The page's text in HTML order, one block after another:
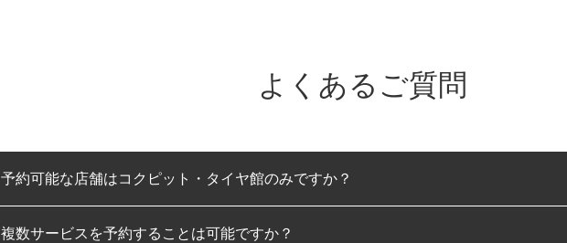
よくあるご質問
予約可能な店舗はコクピット・タイヤ館のみですか？
コクピット・タイヤ館のみとなります。
複数サービスを予約することは可能ですか？